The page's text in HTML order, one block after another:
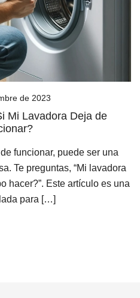
de 2023
Mi Lavadora Deja de
funcionar, puede ser una
Te preguntas, “Mi lavadora
hacer?”. Este artículo es una
para […]